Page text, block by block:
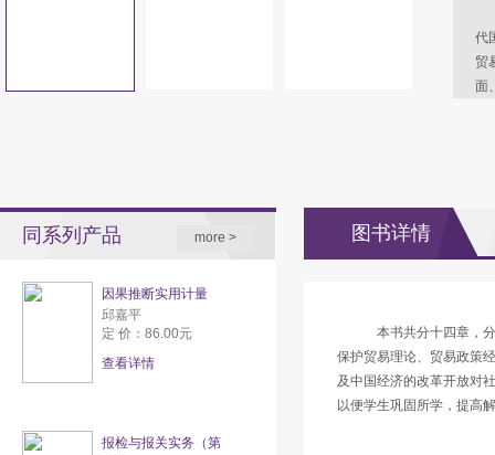
代
贸
面
同系列产品 more >
因果推断实用计量
邱嘉平
定 价：86.00元
查看详情
报检与报关实务（第
图书详情
本书共分十四章，
保护贸易理论、贸易政策
及中国经济的改革开放对
以便学生巩固所学，提高